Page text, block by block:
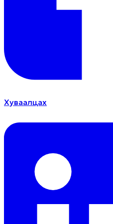
Хуваалцах